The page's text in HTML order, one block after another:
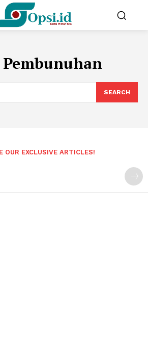
Pembunuhan
SEARCH
OUR EXCLUSIVE ARTICLES!